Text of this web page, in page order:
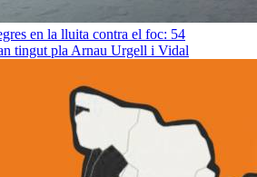
en la lluita contra el foc: 54
tingut pla Arnau Urgell i Vidal